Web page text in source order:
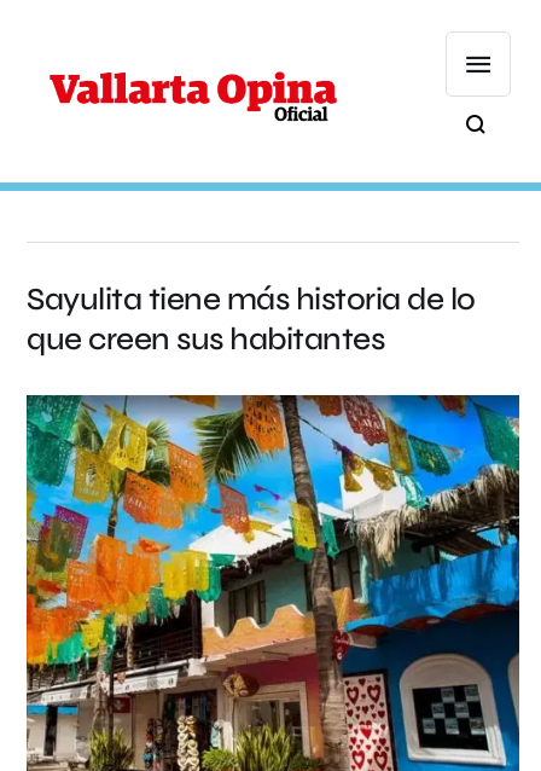
Sayulita tiene más historia de lo
que creen sus habitantes